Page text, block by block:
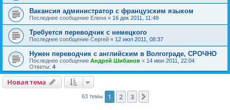
Вакансия администратор с французским языком
Последнее сообщение Елена « 16 дек 2011, 11:48
Требуется переводчик с немецкого
Последнее сообщение Сергей « 12 июл 2011, 08:37
Нужен переводчик с английским в Волгограде, СРОЧНО
Последнее сообщение Андрей Шибанов « 14 июн 2011, 22:04
Ответы: 4
Новая тема
63 темы 1 2 3